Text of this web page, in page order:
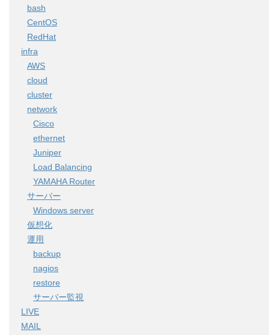
bash
CentOS
RedHat
infra
AWS
cloud
cluster
network
Cisco
ethernet
Juniper
Load Balancing
YAMAHA Router
サーバー
Windows server
仮想化
運用
backup
nagios
restore
サーバー監視
LIVE
MAIL